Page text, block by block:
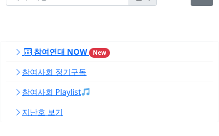
참여연대 NOW New
참여사회 정기구독
참여사회 Playlist
지난호 보기